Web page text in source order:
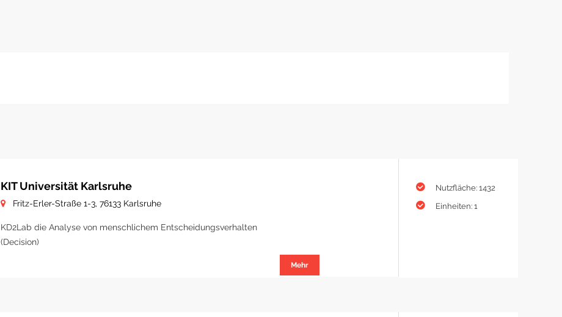
KIT Universität Karlsruhe
Fritz-Erler-Straße 1-3, 76133 Karlsruhe
KD2Lab die Analyse von menschlichem Entscheidungsverhalten
(Decision)
Mehr
Nutzfläche: 1432
Einheiten: 1